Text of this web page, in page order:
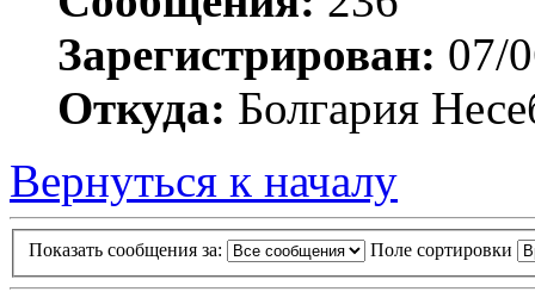
Зарегистрирован: 07/
Откуда: Болгария
Вернуться к началу
Показать сообщения за: Поле сортировки